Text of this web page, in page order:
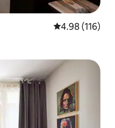
從 116 則評價
4.98 (116)